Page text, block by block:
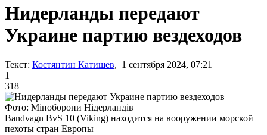
Нидерланды передают
Украине партию вездеходов
Текст: Костянтин Катишев, 1 сентября 2024, 07:21
1
318
Фото: Міноборони Нідерландів
Bandvagn BvS 10 (Viking) находится на вооружении морской
пехоты стран Европы